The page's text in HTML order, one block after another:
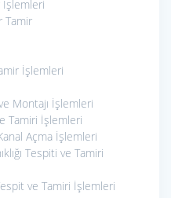
İşlemleri
Tamir
İşlemleri
Montajı İşlemleri
Tamiri İşlemleri
Açma İşlemleri
Tespiti ve Tamiri
Tespit ve Tamiri İşlemleri